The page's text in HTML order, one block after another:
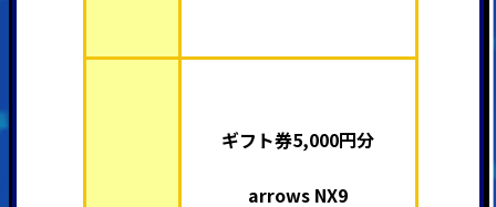
ギフト券5,000円分
arrows NX9